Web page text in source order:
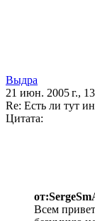
Выдра
21 июн. 2005 г.,
Re: Есть ли тут
Цитата:
Всем